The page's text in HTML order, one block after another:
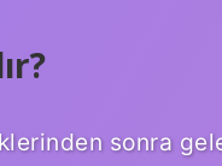
sonra